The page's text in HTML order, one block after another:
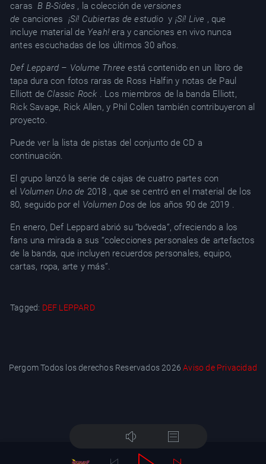
carasB B-Sides , la colección de versiones
de canciones ¡Sí! Cubiertas de estudioy ¡Sí! Live , que
incluye material de Yeah!era y canciones en vivo nunca
antes escuchadas de los últimos 30 años.
Def Leppard – Volume Three está contenido en un libro de
tapa dura con fotos raras de Ross Halfin y notas de Paul
Elliott de Classic Rock . Los miembros de la banda Elliott,
Rick Savage, Rick Allen, y Phil Collen también contribuyeron al
proyecto.
Puede ver la lista de pistas del conjunto de CD a
continuación.
El grupo lanzó la serie de cajas de cuatro partes con
el Volumen Uno de 2018 , que se centró en el material de los
80, seguido por el Volumen Dos de los años 90 de 2019 .
En enero, Def Leppard abrió su “bóveda”, ofreciendo a los
fans una mirada a sus “colecciones personales de artefactos
de la banda, que incluyen recuerdos personales, equipo,
cartas, ropa, arte y más”.
Tagged: DEF LEPPARD
Pergom Todos los derechos Reservados 2026Aviso de Privacidad